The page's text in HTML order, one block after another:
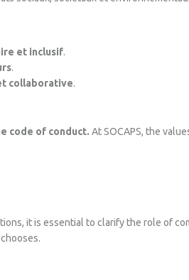
et inclusif.
.
collaborative.
code of conduct. At SOCAPS, the
it is essential to clarify the role of